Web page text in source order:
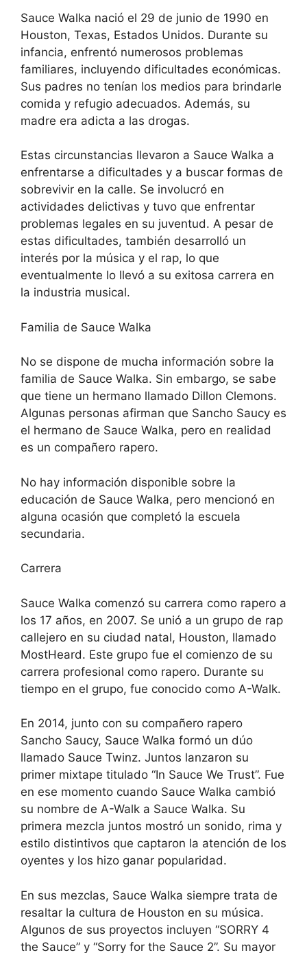
Sauce Walka nació el 29 de junio de 1990 en
Houston, Texas, Estados Unidos. Durante su
infancia, enfrentó numerosos problemas
familiares, incluyendo dificultades económicas.
Sus padres no tenían los medios para brindarle
comida y refugio adecuados. Además, su
madre era adicta a las drogas.
Estas circunstancias llevaron a Sauce Walka a
enfrentarse a dificultades y a buscar formas de
sobrevivir en la calle. Se involucró en
actividades delictivas y tuvo que enfrentar
problemas legales en su juventud. A pesar de
estas dificultades, también desarrolló un
interés por la música y el rap, lo que
eventualmente lo llevó a su exitosa carrera en
la industria musical.
Familia de Sauce Walka
No se dispone de mucha información sobre la
familia de Sauce Walka. Sin embargo, se sabe
que tiene un hermano llamado Dillon Clemons.
Algunas personas afirman que Sancho Saucy es
el hermano de Sauce Walka, pero en realidad
es un compañero rapero.
No hay información disponible sobre la
educación de Sauce Walka, pero mencionó en
alguna ocasión que completó la escuela
secundaria.
Carrera
Sauce Walka comenzó su carrera como rapero a
los 17 años, en 2007. Se unió a un grupo de rap
callejero en su ciudad natal, Houston, llamado
MostHeard. Este grupo fue el comienzo de su
carrera profesional como rapero. Durante su
tiempo en el grupo, fue conocido como A-Walk.
En 2014, junto con su compañero rapero
Sancho Saucy, Sauce Walka formó un dúo
llamado Sauce Twinz. Juntos lanzaron su
primer mixtape titulado “In Sauce We Trust”. Fue
en ese momento cuando Sauce Walka cambió
su nombre de A-Walk a Sauce Walka. Su
primera mezcla juntos mostró un sonido, rima y
estilo distintivos que captaron la atención de los
oyentes y los hizo ganar popularidad.
En sus mezclas, Sauce Walka siempre trata de
resaltar la cultura de Houston en su música.
Algunos de sus proyectos incluyen “SORRY 4
the Sauce” y “Sorry for the Sauce 2”. Su mayor